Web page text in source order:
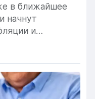
в ближайшее
начнут
и